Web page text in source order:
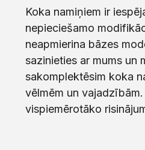
Koka namiņiem ir
nepieciešamo
neapmierina bāzes
sazinieties ar mums un
sakomplektēsim koka
vēlmēm un
vispiemērotāko